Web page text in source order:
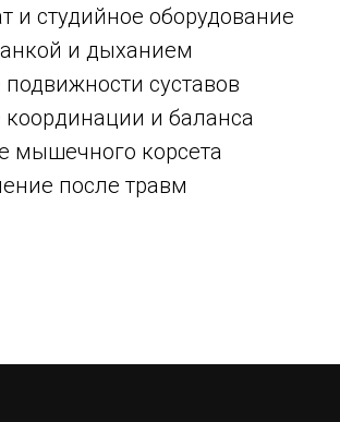
и студийное оборудование
и дыханием
суставов
и баланса
мышечного корсета
после травм